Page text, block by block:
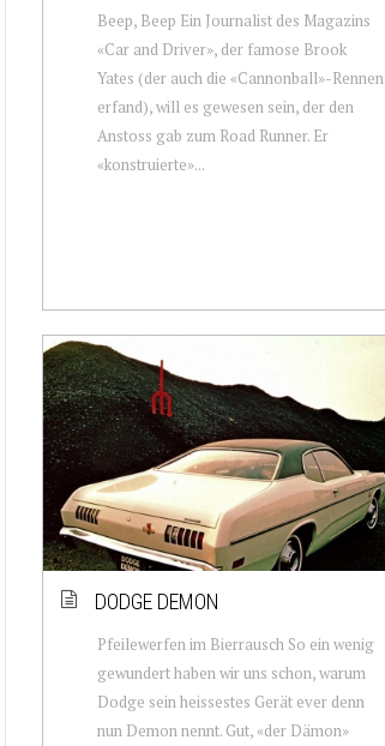
Beep, Beep Ein Journalist des Magazins
«Car and Driver», der famose Brook
Yates (der auch die «Cannonball»-Rennen
erfand), will es gewesen sein, der den
Anstoss gab zum Road Runner. Er
«konstruierte»...
DODGE DEMON
Pfeilewerfen im Bierrausch So ein wenig
gewundert haben wir uns schon, warum
Dodge sein heissestes Gerät ever denn
nun Demon nennt. Gut, «der Dämon»